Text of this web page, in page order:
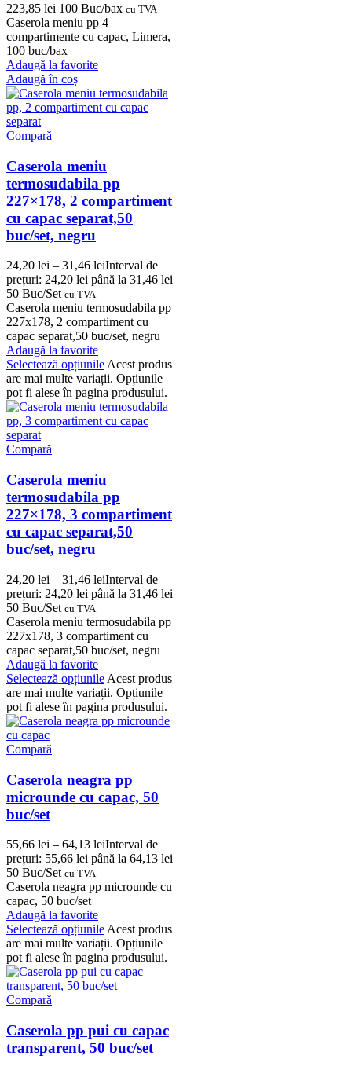
223,85 lei 100 Buc/bax cu TVA
Caserola meniu pp 4
compartimente cu capac, Limera,
100 buc/bax
Adaugă la favorite
Adaugă în coș
Compară
Caserola meniu
termosudabila pp
227×178, 2 compartiment
cu capac separat,50
buc/set, negru
24,20 lei – 31,46 leiInterval de
prețuri: 24,20 lei până la 31,46 lei
50 Buc/Set cu TVA
Caserola meniu termosudabila pp
227x178, 2 compartiment cu
capac separat,50 buc/set, negru
Adaugă la favorite
Selectează opțiunileAcest produs
are mai multe variații. Opțiunile
pot fi alese în pagina produsului.
Compară
Caserola meniu
termosudabila pp
227×178, 3 compartiment
cu capac separat,50
buc/set, negru
24,20 lei – 31,46 leiInterval de
prețuri: 24,20 lei până la 31,46 lei
50 Buc/Set cu TVA
Caserola meniu termosudabila pp
227x178, 3 compartiment cu
capac separat,50 buc/set, negru
Adaugă la favorite
Selectează opțiunile Acest produs
are mai multe variații. Opțiunile
pot fi alese în pagina produsului.
Compară
Caserola neagra pp
microunde cu capac, 50
buc/set
55,66 lei – 64,13 leiInterval de
prețuri: 55,66 lei până la 64,13 lei
50 Buc/Set cu TVA
Caserola neagra pp microunde cu
capac, 50 buc/set
Adaugă la favorite
Selectează opțiunile Acest produs
are mai multe variații. Opțiunile
pot fi alese în pagina produsului.
Compară
Caserola pp pui cu capac
transparent, 50 buc/set